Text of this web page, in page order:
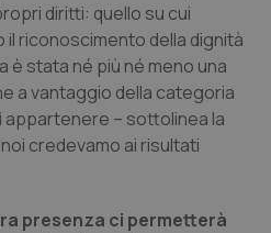
diritti: quello su cui
riconoscimento della dignità
è stata né più né meno una
a vantaggio della categoria
appartenere – sottolinea la
credevamo ai risultati
presenza ci permetterà